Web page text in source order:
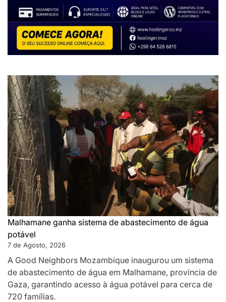
Malhamane ganha sistema de abastecimento de água
potável
7 de Agosto, 2026
A Good Neighbors Mozambique inaugurou um sistema
de abastecimento de água em Malhamane, província de
Gaza, garantindo acesso à água potável para cerca de
720 famílias.